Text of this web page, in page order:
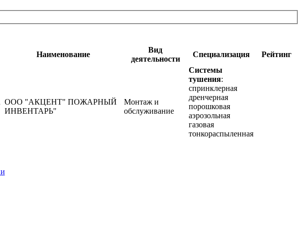
Наименование
Вид
деятельности
Специализация Рейтинг
ООО "АКЦЕНТ" ПОЖАРНЫЙ
ИНВЕНТАРЬ"
Монтаж и
обслуживание
Системы
тушения:
спринклерная
дренчерная
порошковая
аэрозольная
газовая
тонкораспыленная